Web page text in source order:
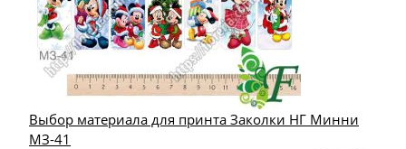
Выбор материала для принта Заколки НГ Минни
МЗ-41